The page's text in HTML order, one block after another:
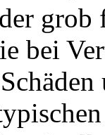
grob
bei